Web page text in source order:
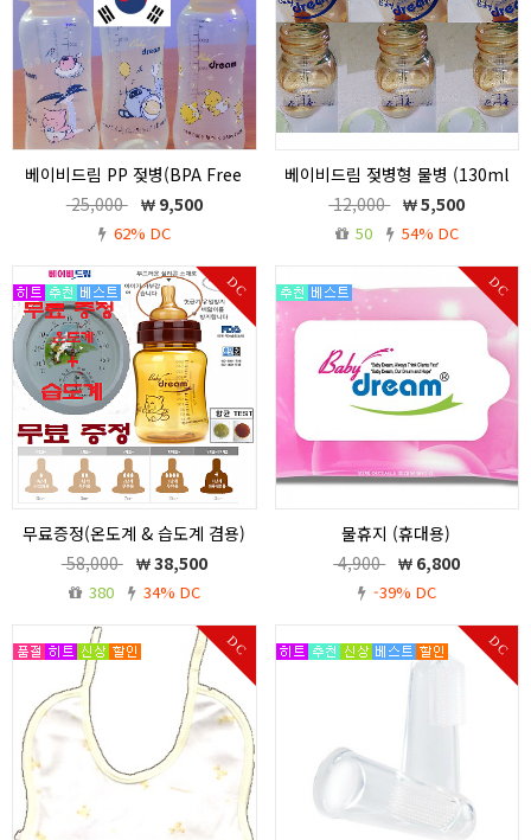
베이비드림 PP 젖병(BPA Free
Feeding Bottle )
베이비드림 PP젖병 (BPA Free Feeding
Bottle )
25,000 9,500
62% DC
베이비드림 젖병형 물병 (130ml
최소형 미니 물병( 130ml ) 국내 해외여
행 휴대용 ( 휴대 간편함)
12,000 5,500
50 54% DC
DC
무료증정(온도계 & 습도계 겸용)
/ 베이비드림 은Nano 항균 귀족
젖병 260ml 구매고객 선착순 10
명 한정
무료증정(온습도계)/바이러스 예방젖병.
베이비드림 은나노 귀족젖병 260ml
58,000 38,500
380 34% DC
DC
물휴지 (휴대용)
물휴지 (휴대용)
4,900 6,800
-39% DC
DC DC